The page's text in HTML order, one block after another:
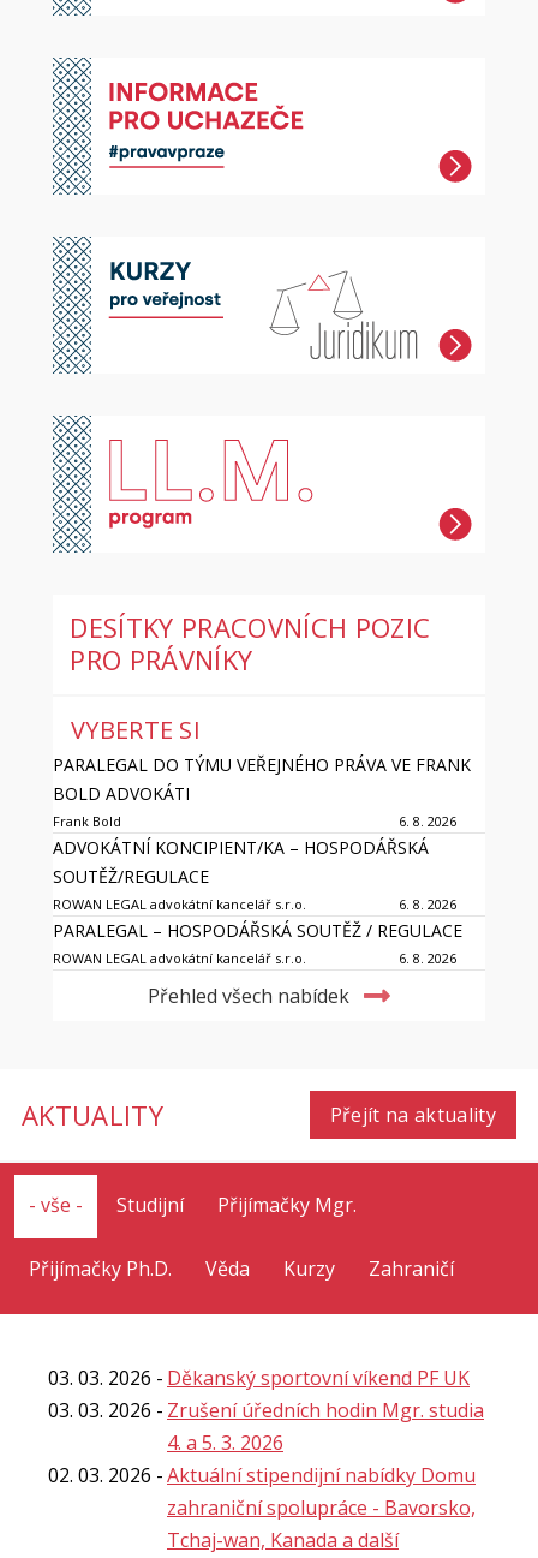
DESÍTKY PRACOVNÍCH POZIC
PRO PRÁVNÍKY
VYBERTE SI
PARALEGAL DO TÝMU VEŘEJNÉHO PRÁVA VE FRANK
BOLD ADVOKÁTI
Frank Bold 6. 8. 2026
ADVOKÁTNÍ KONCIPIENT/KA – HOSPODÁŘSKÁ
SOUTĚŽ/REGULACE
ROWAN LEGAL advokátní kancelář s.r.o. 6. 8. 2026
PARALEGAL – HOSPODÁŘSKÁ SOUTĚŽ / REGULACE
ROWAN LEGAL advokátní kancelář s.r.o. 6. 8. 2026
Přehled všech nabídek
AKTUALITY Přejít na aktuality
- vše - Studijní Přijímačky Mgr.
Přijímačky Ph.D. Věda Kurzy Zahraničí
03. 03. 2026
Děkanský sportovní víkend PF UK
03. 03. 2026
Zrušení úředních hodin Mgr. studia
4. a 5. 3. 2026
02. 03. 2026
Aktuální stipendijní nabídky Domu
zahraniční spolupráce - Bavorsko,
Tchaj-wan, Kanada a další